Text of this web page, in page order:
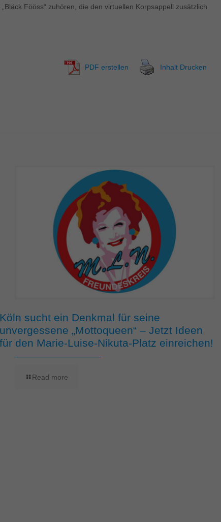
Fööss“ zuhören, die den virtuellen Korpsappell zusätzlich
PDF erstellen Inhalt Drucken
Köln sucht ein Denkmal für seine
unvergessene „Mottoqueen“ – Jetzt Ideen
für den Marie-Luise-Nikuta-Platz einreichen!
Read more